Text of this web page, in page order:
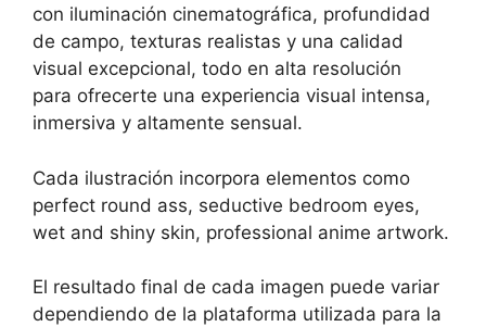
con iluminación cinematográfica, profundidad
de campo, texturas realistas y una calidad
visual excepcional, todo en alta resolución
para ofrecerte una experiencia visual intensa,
inmersiva y altamente sensual.
Cada ilustración incorpora elementos como
perfect round ass, seductive bedroom eyes,
wet and shiny skin, professional anime artwork.
El resultado final de cada imagen puede variar
dependiendo de la plataforma utilizada para la